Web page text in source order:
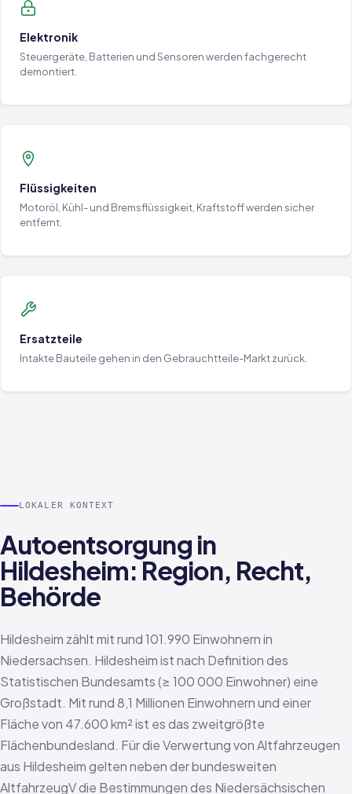
Elektronik
Steuergeräte, Batterien und Sensoren werden fachgerecht
demontiert.
Flüssigkeiten
Motoröl, Kühl- und Bremsflüssigkeit, Kraftstoff werden sicher
entfernt.
Ersatzteile
Intakte Bauteile gehen in den Gebrauchtteile-Markt zurück.
LOKALER KONTEXT
Autoentsorgung in
Hildesheim: Region, Recht,
Behörde
Hildesheim zählt mit rund 101.990 Einwohnern in
Niedersachsen. Hildesheim ist nach Definition des
Statistischen Bundesamts (≥ 100 000 Einwohner) eine
Großstadt. Mit rund 8,1 Millionen Einwohnern und einer
Fläche von 47.600 km² ist es das zweitgrößte
Flächenbundesland. Für die Verwertung von Altfahrzeugen
aus Hildesheim gelten neben der bundesweiten
AltfahrzeugV die Bestimmungen des Niedersächsischen